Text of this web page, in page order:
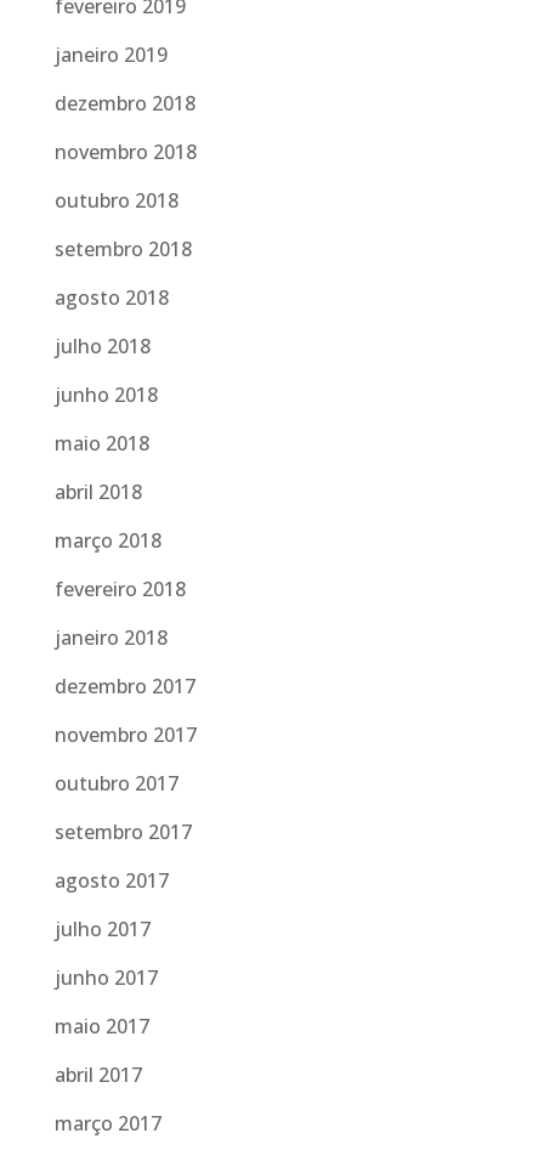
fevereiro 2019
janeiro 2019
dezembro 2018
novembro 2018
outubro 2018
setembro 2018
agosto 2018
julho 2018
junho 2018
maio 2018
abril 2018
março 2018
fevereiro 2018
janeiro 2018
dezembro 2017
novembro 2017
outubro 2017
setembro 2017
agosto 2017
julho 2017
junho 2017
maio 2017
abril 2017
março 2017